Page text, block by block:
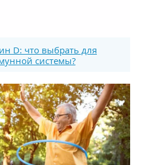
D: что выбрать для
системы?